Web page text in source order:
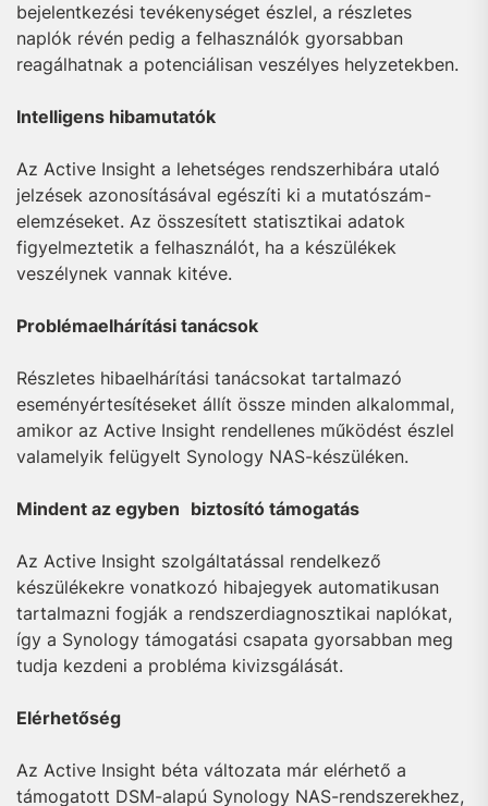
bejelentkezési tevékenységet észlel, a részletes
naplók révén pedig a felhasználók gyorsabban
reagálhatnak a potenciálisan veszélyes helyzetekben.
Intelligens hibamutatók
Az Active Insight a lehetséges rendszerhibára utaló
jelzések azonosításával egészíti ki a mutatószám-
elemzéseket. Az összesített statisztikai adatok
figyelmeztetik a felhasználót, ha a készülékek
veszélynek vannak kitéve.
Problémaelhárítási tanácsok
Részletes hibaelhárítási tanácsokat tartalmazó
eseményértesítéseket állít össze minden alkalommal,
amikor az Active Insight rendellenes működést észlel
valamelyik felügyelt Synology NAS-készüléken.
Mindent az egyben biztosító támogatás
Az Active Insight szolgáltatással rendelkező
készülékekre vonatkozó hibajegyek automatikusan
tartalmazni fogják a rendszerdiagnosztikai naplókat,
így a Synology támogatási csapata gyorsabban meg
tudja kezdeni a probléma kivizsgálását.
Elérhetőség
Az Active Insight béta változata már elérhető a
támogatott DSM-alapú Synology NAS-rendszerekhez,